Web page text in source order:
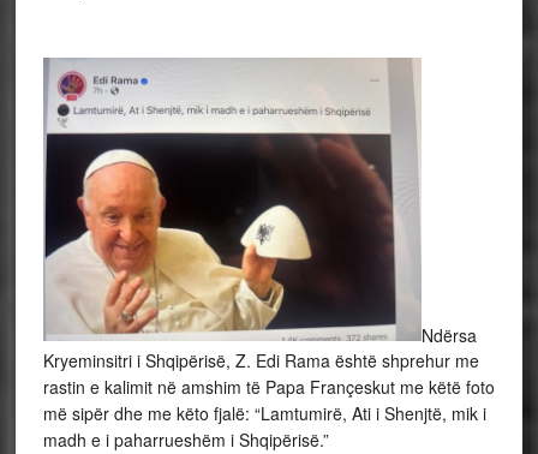
Ndërsa
Kryeminsitri i Shqipërisë, Z. Edi Rama është shprehur me
rastin e kalimit në amshim të Papa Françeskut me këtë foto
më sipër dhe me këto fjalë: “Lamtumirë, Ati i Shenjtë, mik i
madh e i paharrueshëm i Shqipërisë.”